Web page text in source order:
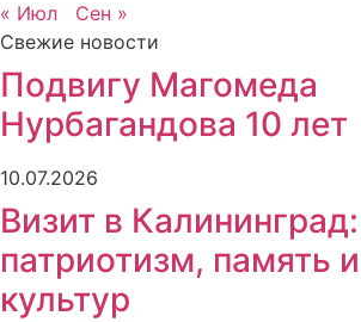
« Июл
Сен »
Свежие новости
Подвигу Магомеда
Нурбагандова 10 лет
10.07.2026
Визит в Калининград:
патриотизм, память
культур